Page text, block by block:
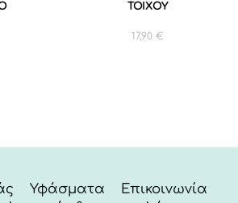
ΤΟΙΧΟΥ
17,90 €
Υφάσματα
Επικοινωνία